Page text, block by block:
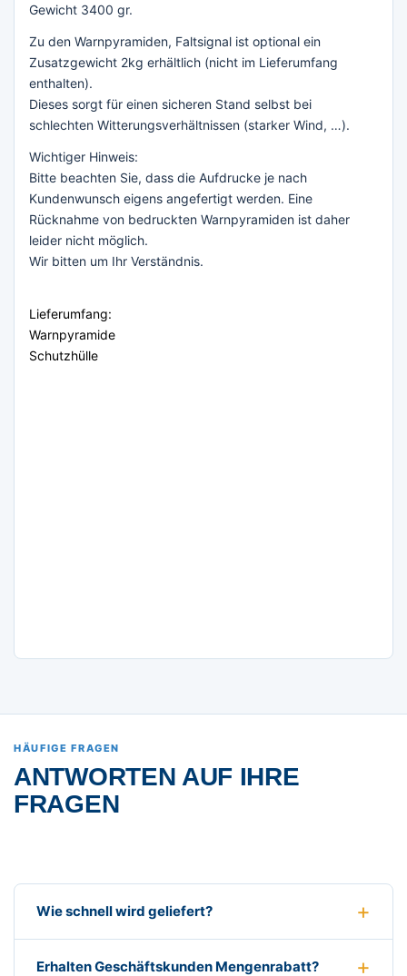
Gewicht 3400 gr.
Zu den Warnpyramiden, Faltsignal ist optional ein
Zusatzgewicht 2kg erhältlich (nicht im Lieferumfang
enthalten).
Dieses sorgt für einen sicheren Stand selbst bei
schlechten Witterungsverhältnissen (starker Wind, …).
Wichtiger Hinweis:
Bitte beachten Sie, dass die Aufdrucke je nach
Kundenwunsch eigens angefertigt werden. Eine
Rücknahme von bedruckten Warnpyramiden ist daher
leider nicht möglich.
Wir bitten um Ihr Verständnis.
Lieferumfang:
Warnpyramide
Schutzhülle
HÄUFIGE FRAGEN
ANTWORTEN AUF IHRE
FRAGEN
Wie schnell wird geliefert?
Erhalten Geschäftskunden Mengenrabatt?